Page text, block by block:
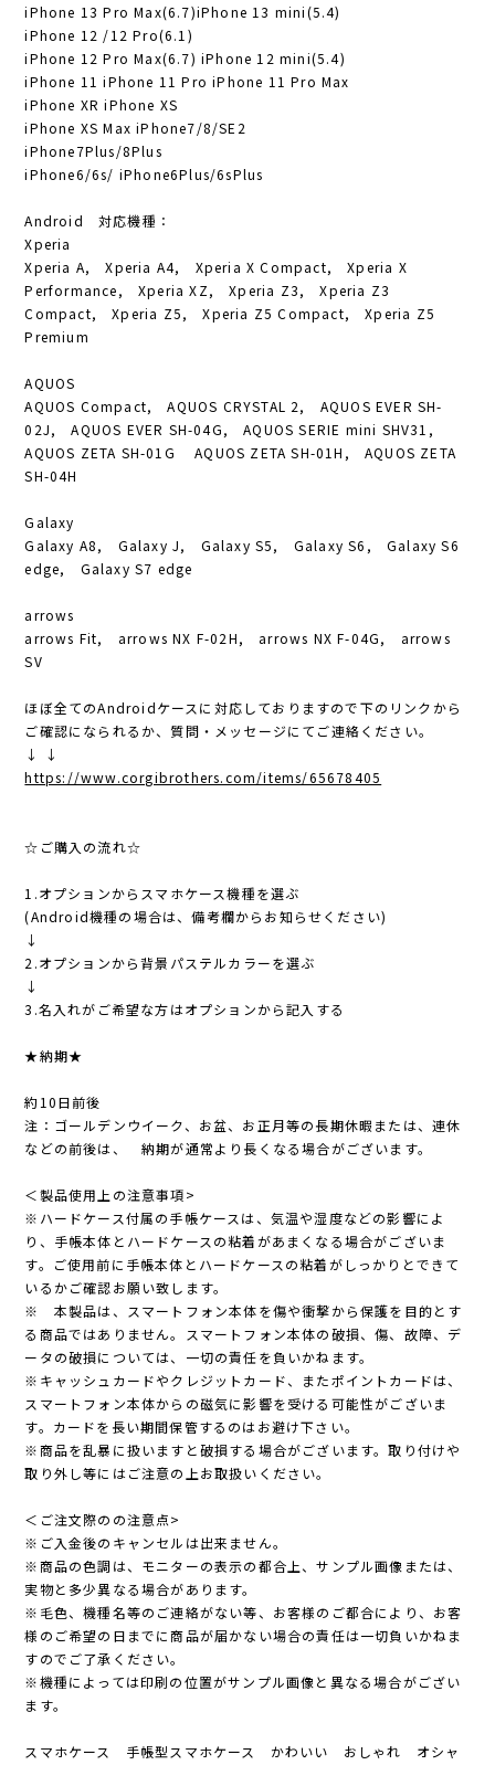
iPhone 13 Pro Max(6.7)iPhone 13 mini(5.4)
iPhone 12 /12 Pro(6.1)
iPhone 12 Pro Max(6.7) iPhone 12 mini(5.4)
iPhone 11 iPhone 11 Pro iPhone 11 Pro Max
iPhone XR iPhone XS
iPhone XS Max iPhone7/8/SE2
iPhone7Plus/8Plus
iPhone6/6s/ iPhone6Plus/6sPlus
Android 対応機種：
Xperia
Xperia A, Xperia A4, Xperia X Compact, Xperia X
Performance, Xperia XZ, Xperia Z3, Xperia Z3
Compact, Xperia Z5, Xperia Z5 Compact, Xperia Z5
Premium
AQUOS
AQUOS Compact, AQUOS CRYSTAL 2, AQUOS EVER SH-
02J, AQUOS EVER SH-04G, AQUOS SERIE mini SHV31,
AQUOS ZETA SH-01G AQUOS ZETA SH-01H, AQUOS ZETA
SH-04H
Galaxy
Galaxy A8, Galaxy J, Galaxy S5, Galaxy S6, Galaxy S6
edge, Galaxy S7 edge
arrows
arrows Fit, arrows NX F-02H, arrows NX F-04G, arrows
SV
ほぼ全てのAndroidケースに対応しておりますので下のリンクから
ご確認になられるか、質問・メッセージにてご連絡ください。
↓ ↓
https://www.corgibrothers.com/items/65678405
☆ご購入の流れ☆
1.オプションからスマホケース機種を選ぶ
(Android機種の場合は、備考欄からお知らせください)
↓
2.オプションから背景パステルカラーを選ぶ
↓
3.名入れがご希望な方はオプションから記入する
★納期★
約10日前後
注：ゴールデンウイーク、お盆、お正月等の長期休暇または、連休
などの前後は、 納期が通常より長くなる場合がございます。
＜製品使用上の注意事項>
※ハードケース付属の手帳ケースは、気温や湿度などの影響によ
り、手帳本体とハードケースの粘着があまくなる場合がございま
す。ご使用前に手帳本体とハードケースの粘着がしっかりとできて
いるかご確認お願い致します。
※ 本製品は、スマートフォン本体を傷や衝撃から保護を目的とす
る商品ではありません。スマートフォン本体の破損、傷、故障、デ
ータの破損については、一切の責任を負いかねます。
※キャッシュカードやクレジットカード、またポイントカードは、
スマートフォン本体からの磁気に影響を受ける可能性がございま
す。カードを長い期間保管するのはお避け下さい。
※商品を乱暴に扱いますと破損する場合がございます。取り付けや
取り外し等にはご注意の上お取扱いください。
＜ご注文際のの注意点>
※ご入金後のキャンセルは出来ません。
※商品の色調は、モニターの表示の都合上、サンプル画像または、
実物と多少異なる場合があります。
※毛色、機種名等のご連絡がない等、お客様のご都合により、お客
様のご希望の日までに商品が届かない場合の責任は一切負いかねま
すのでご了承ください。
※機種によっては印刷の位置がサンプル画像と異なる場合がござい
ます。
スマホケース 手帳型スマホケース かわいい おしゃれ オシャ